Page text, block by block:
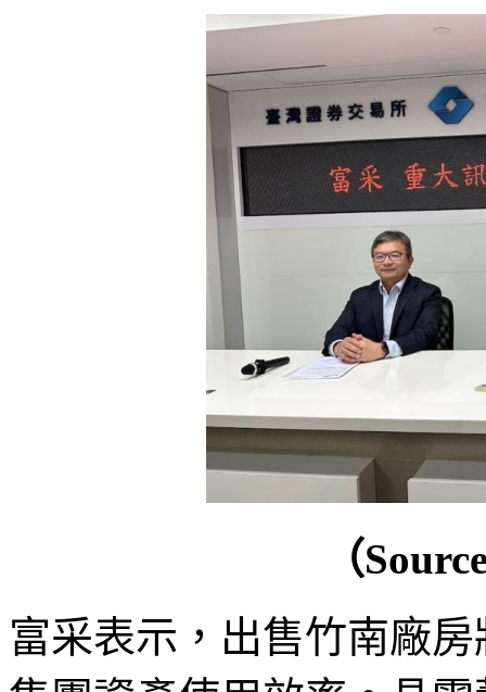
（
富采表示，出售竹南廠